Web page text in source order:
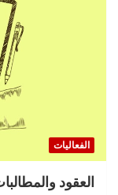
الفعاليات
العقود